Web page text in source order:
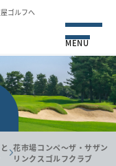
ゴルフへ
MENU
花市場コンペ～ザ・サザン
リンクスゴルフクラブ